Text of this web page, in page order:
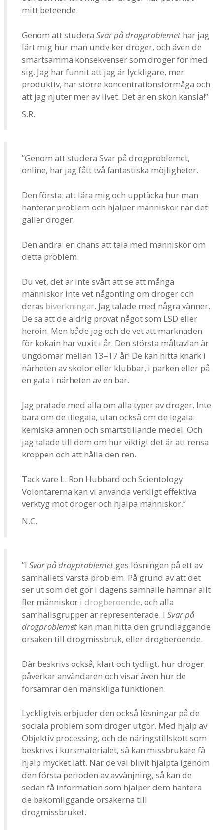
mitt beteende.
Genom att studera Svar på drogproblemet har jag
lärt mig hur man undviker droger, och även de
smärtsamma konsekvenser som droger för med
sig. Jag har funnit att jag är lyckligare, mer
produktiv, har större koncentrationsförmåga och
att jag njuter mer av livet. Det är en skön känsla!”
S.R.
”Genom att studera Svar på drogproblemet,
online, har jag fått två fantastiska möjligheter.
Den första: att lära mig och upptäcka hur man
hanterar problem och hjälper människor när det
gäller droger.
Den andra: en chans att tala med människor om
detta problem.
Du vet, det är inte svårt att se att många
människor inte vet någonting om droger och
deras biverkningar. Jag talade med några vänner.
De sa att de aldrig provat något som LSD eller
heroin. Men både jag och de vet att marknaden
för kokain har vuxit i år. Den största måltavlan är
ungdomar mellan 13–17 år! De kan hitta knark i
närheten av skolor eller klubbar, i parken eller på
en gata i närheten av en bar.
Jag pratade med alla om alla typer av droger. Inte
bara om de illegala, utan också om de legala:
kemiska ämnen och smärtstillande medel. Och
jag talade till dem om hur viktigt det är att rensa
kroppen och att hålla den ren.
Tack vare L. Ron Hubbard och Scientology
Volontärerna kan vi använda verkligt effektiva
verktyg mot droger och hjälpa människor.”
N.C.
”I Svar på drogproblemet ges lösningen på ett av
samhällets värsta problem. På grund av att det
ser ut som det gör i dagens samhälle hamnar allt
fler människor i drogberoende, och alla
samhällsgrupper är representerade. I Svar på
drogproblemet kan man hitta den grundläggande
orsaken till drogmissbruk, eller drogberoende.
Där beskrivs också, klart och tydligt, hur droger
påverkar användaren och visar även hur de
försämrar den mänskliga funktionen.
Lyckligtvis erbjuder den också lösningar på de
sociala problem som droger utgör. Med hjälp av
Objektiv processing, och de näringstillskott som
beskrivs i kursmaterialet, så kan missbrukare få
hjälp mycket lätt. När de väl blivit hjälpta igenom
den första perioden av avvänjning, så kan de
sedan få information som hjälper dem hantera
de bakomliggande orsakerna till
drogmissbruket.